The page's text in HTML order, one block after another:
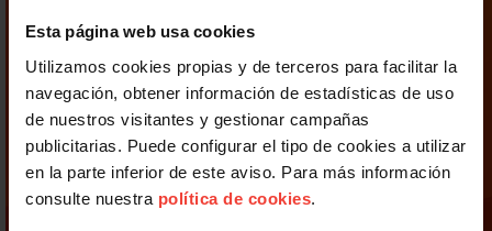
Esta página web usa cookies
Utilizamos cookies propias y de terceros para facilitar la
navegación, obtener información de estadísticas de uso
de nuestros visitantes y gestionar campañas
publicitarias. Puede configurar el tipo de cookies a utilizar
en la parte inferior de este aviso. Para más información
consulte nuestra política de cookies.